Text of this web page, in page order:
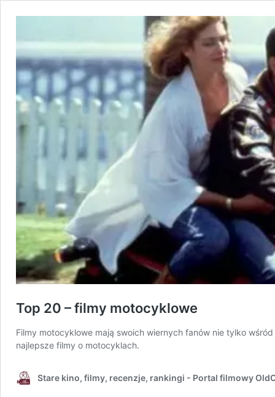
Top 20 – filmy motocyklowe
Filmy motocyklowe mają swoich wiernych fanów nie tylko
najlepsze filmy o motocyklach.
Stare kino, filmy, recenzje, rankingi - Portal filmowy